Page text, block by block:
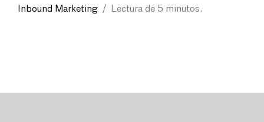
Inbound Marketing / Lectura de 5 minutos.